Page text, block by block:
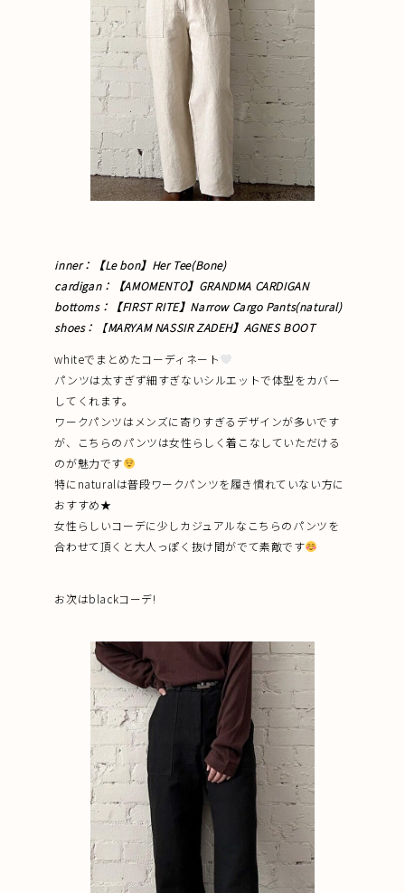
inner：【Le bon】Her Tee(Bone)
cardigan：【AMOMENTO】GRANDMA CARDIGAN
bottoms：【FIRST RITE】Narrow Cargo Pants(natural)
shoes： 【MARYAM NASSIR ZADEH】AGNES BOOT
whiteでまとめたコーディネート
パンツは太すぎず細すぎないシルエットで体型をカバー
してくれます。
ワークパンツはメンズに寄りすぎるデザインが多いです
が、こちらのパンツは女性らしく着こなしていただける
のが魅力です
特にnaturalは普段ワークパンツを履き慣れていない方に
おすすめ★
女性らしいコーデに少しカジュアルなこちらのパンツを
合わせて頂くと大人っぽく抜け間がでて素敵です
お次はblackコーデ!